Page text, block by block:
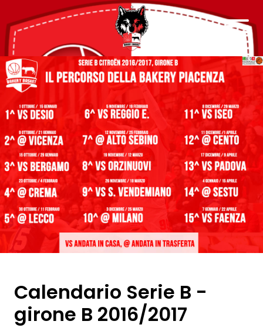
Calendario Serie B -
girone B 2016/2017